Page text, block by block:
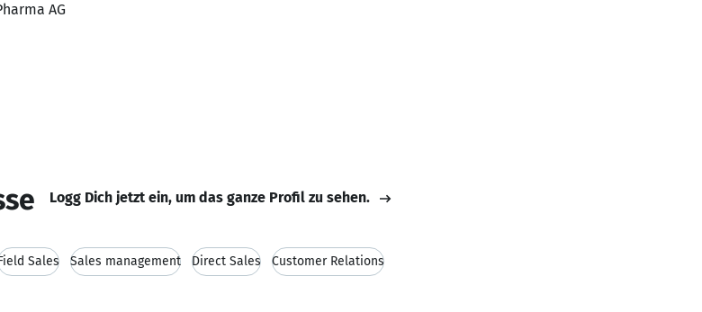
AG
Logg Dich jetzt ein, um das ganze Profil zu sehen.
Sales Sales management Direct Sales Customer Relations